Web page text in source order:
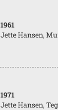
1961
Jette Hansen,
1971
Jette Hansen,